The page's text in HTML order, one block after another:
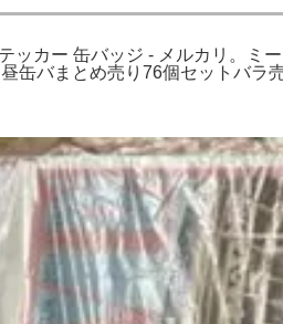
カー 缶バッジ - メルカリ。ミ
缶バまとめ売り76個セットバラ